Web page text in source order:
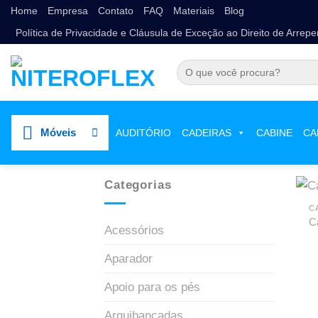
Home Empresa Contato FAQ Materiais Blog
Política de Privacidade e Cláusula de Exceção ao Direito de
Móveis AUDITÓRIO CADEIRAS CABINE
Categorias
Acessórios
Aparador
Apoio para os pés